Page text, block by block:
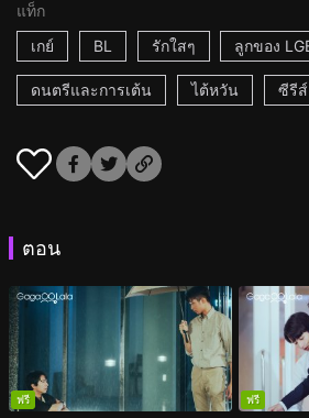
แท็ก
เกย์
BL รักใสๆ ลูกของ
ดนตรีและการเต้น ไต้หวัน ซีรีส์
ตอน
ฟรี ฟรี